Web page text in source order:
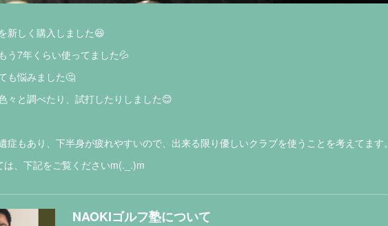
新しく購入しました😆
う7年くらい使ってました💦
も悩みました🤔
々と調べたり、試打したりしました😊
症もあり、下半身が疲れやすいので、出来る限り優しいクラブを使うことを考えてます。
は、下記をご覧くださいm(._.)m
NAOKIゴルフ塾について